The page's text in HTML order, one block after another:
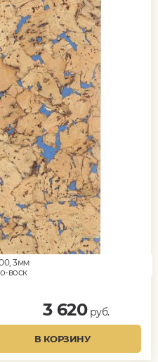
3мм
воск
3 620руб.
В КОРЗИНУ